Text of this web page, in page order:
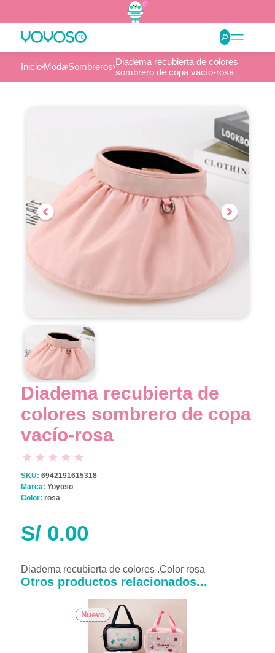
Inicio Moda Sombreros Diadema recubierta de colores
sombrero de copa vacío-rosa
Diadema recubierta de
colores sombrero de copa
vacío-rosa
SKU: 6942191615318
Marca: Yoyoso
Color: rosa
S/0.00
Diadema recubierta de colores .Color rosa
Otros productos relacionados...
Nuevo